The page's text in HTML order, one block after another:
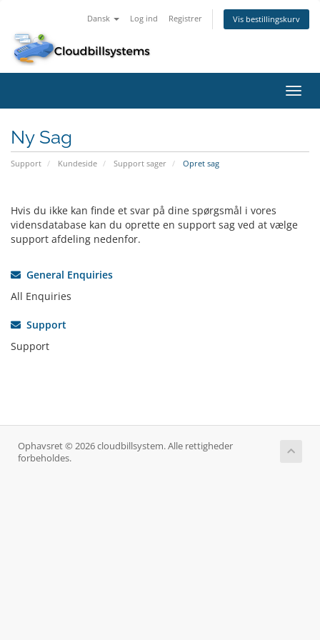
Dansk Log ind Registrer Vis bestillingskurv
Skift
Ny Sag
Support Kundeside Support sager Opret sag
Hvis du ikke kan finde et svar på dine spørgsmål i vores
vidensdatabase kan du oprette en support sag ved at vælge
support afdeling nedenfor.
General Enquiries
All Enquiries
Support
Support
Ophavsret © 2026 cloudbillsystem. Alle rettigheder
forbeholdes.